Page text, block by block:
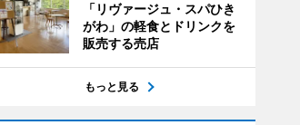
「リヴァージュ・スパひき
がわ」の軽食とドリンクを
販売する売店
もっと見る